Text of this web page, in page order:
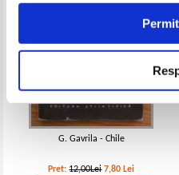
G. Gavrila - Chile
Pret:12,00Lei 7,80 Lei